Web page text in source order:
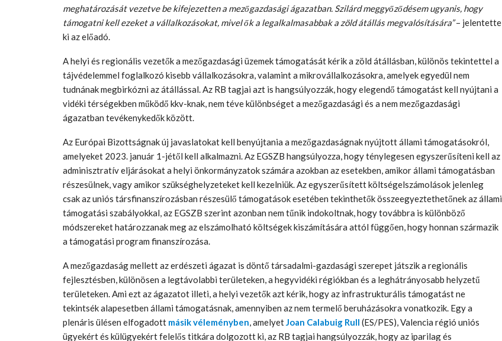
meghatározását vezetve be kifejezetten a mezőgazdasági ágazatban. Szilárd meggyőződésem ugyanis, hogy
támogatni kell ezeket a vállalkozásokat, mivel ők a legalkalmasabbak a zöld átállás megvalósítására”– jelentette
ki az előadó.
A helyi és regionális vezetők a mezőgazdasági üzemek támogatását kérik a zöld átállásban, különös tekintettel a
tájvédelemmel foglalkozó kisebb vállalkozásokra, valamint a mikrovállalkozásokra, amelyek egyedül nem
tudnának megbirkózni az átállással. Az RB tagjai azt is hangsúlyozzák, hogy elegendő támogatást kell nyújtani a
vidéki térségekben működő kkv-knak, nem téve különbséget a mezőgazdasági és a nem mezőgazdasági
ágazatban tevékenykedők között.
Az Európai Bizottságnak új javaslatokat kell benyújtania a mezőgazdaságnak nyújtott állami támogatásokról,
amelyeket 2023. január 1-jétől kell alkalmazni. Az EGSZB hangsúlyozza, hogy ténylegesen egyszerűsíteni kell az
adminisztratív eljárásokat a helyi önkormányzatok számára azokban az esetekben, amikor állami támogatásban
részesülnek, vagy amikor szükséghelyzeteket kell kezelniük. Az egyszerűsített költségelszámolások jelenleg
csak az uniós társfinanszírozásban részesülő támogatások esetében tekinthetők összeegyeztethetőnek az állami
támogatási szabályokkal, az EGSZB szerint azonban nem tűnik indokoltnak, hogy továbbra is különböző
módszereket határozzanak meg az elszámolható költségek kiszámítására attól függően, hogy honnan származik
a támogatási program finanszírozása.
A mezőgazdaság mellett az erdészeti ágazat is döntő társadalmi-gazdasági szerepet játszik a regionális
fejlesztésben, különösen a legtávolabbi területeken, a hegyvidéki régiókban és a leghátrányosabb helyzetű
területeken. Ami ezt az ágazatot illeti, a helyi vezetők azt kérik, hogy az infrastrukturális támogatást ne
tekintsék alapesetben állami támogatásnak, amennyiben az nem termelő beruházásokra vonatkozik. Egy a
plenáris ülésen elfogadott másik véleményben, amelyetJoan Calabuig Rull (ES/PES), Valencia régió uniós
ügyekért és külügyekért felelős titkára dolgozott ki, az RB tagjai hangsúlyozzák, hogy az iparilag és